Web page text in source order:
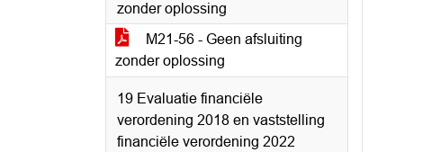
zonder oplossing
M21-56 - Geen afsluiting
zonder oplossing
19 Evaluatie financiële
verordening 2018 en vaststelling
financiële verordening 2022